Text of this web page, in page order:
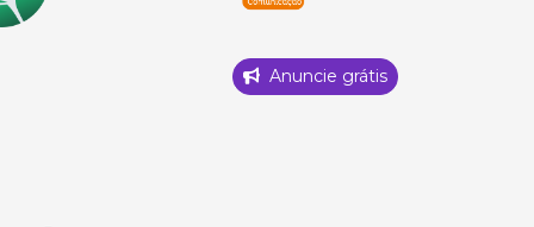
Anuncie grátis